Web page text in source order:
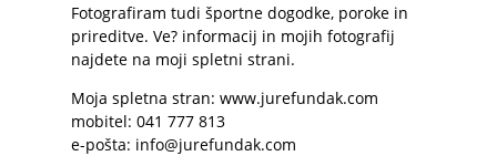
Fotografiram tudi športne dogodke, poroke in
prireditve. Ve? informacij in mojih fotografij
najdete na moji spletni strani.
Moja spletna stran: www.jurefundak.com
mobitel: 041 777 813
e-pošta: info@jurefundak.com